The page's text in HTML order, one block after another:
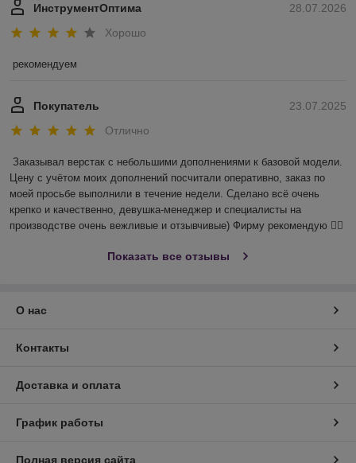
28.07.2026
ИнструментОптима
Хорошо
рекомендуем
23.07.2025
Покупатель
Отлично
Заказывал верстак с небольшими дополнениями к базовой модели.
Цену с учётом моих дополнений посчитали оперативно, заказ по
моей просьбе выполнили в течение недели. Сделано всё очень
крепко и качественно, девушка-менеджер и специалисты на
производстве очень вежливые и отзывчивые) Фирму рекомендую 👍🏻
Показать все отзывы
О нас
Контакты
Доставка и оплата
График работы
Полная версия сайта